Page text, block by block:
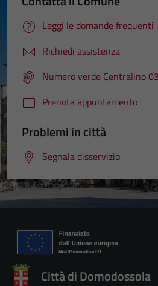
Leggi le domande frequenti
Richiedi assistenza
Numero verde Centralino
Prenota appuntamento
Problemi in città
Segnala disservizio
Città di Domodossola